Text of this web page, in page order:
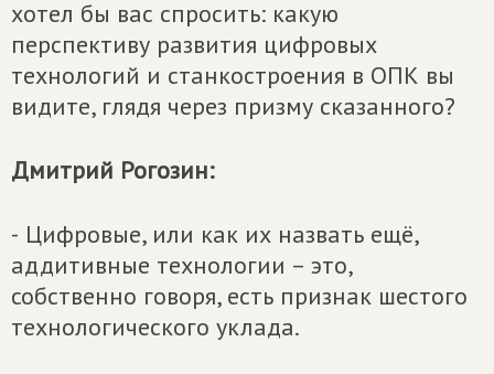
хотел бы вас спросить: какую
перспективу развития цифровых
технологий и станкостроения в ОПК вы
видите, глядя через призму сказанного?
Дмитрий Рогозин:
- Цифровые, или как их назвать ещё,
аддитивные технологии – это,
собственно говоря, есть признак шестого
технологического уклада.